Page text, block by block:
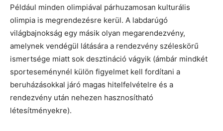
Például minden olimpiával párhuzamosan kulturális
olimpia is megrendezésre kerül. A labdarúgó
világbajnokság egy másik olyan megarendezvény,
amelynek vendégül látására a rendezvény széleskörű
ismertsége miatt sok desztináció vágyik (ámbár mindkét
sporteseménynél külön figyelmet kell fordítani a
beruházásokkal járó magas hitelfelvételre és a
rendezvény után nehezen hasznosítható
létesítményekre).